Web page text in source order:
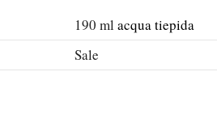
190 ml acqua tiepida
Sale